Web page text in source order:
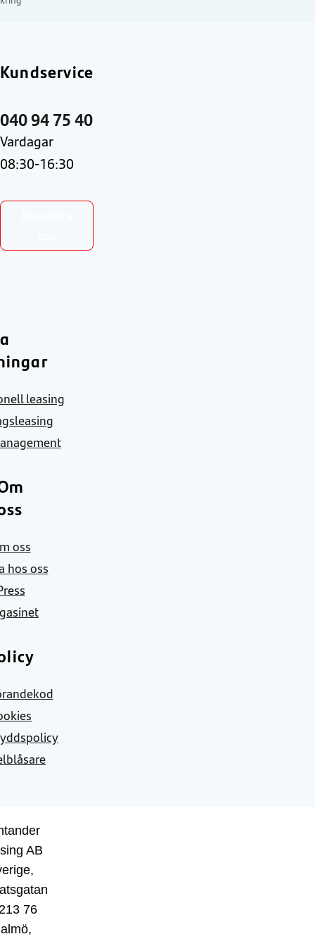
Kundservice
040 94 75 40
Vardagar
08:30-16:30
leasing
oss
hos oss
AB
76